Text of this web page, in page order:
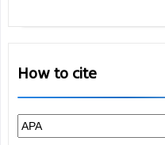
How to cite